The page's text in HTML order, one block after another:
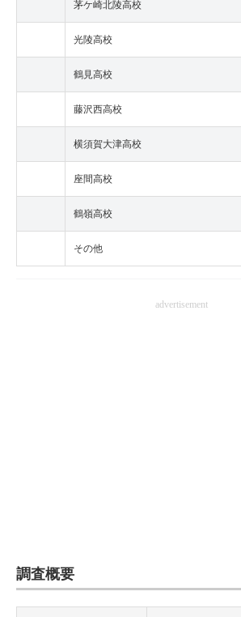
茅ケ崎北陵高校
光陵高校
鶴見高校
藤沢西高校
横須賀大津高校
座間高校
鶴嶺高校
その他
advertisement
調査概要